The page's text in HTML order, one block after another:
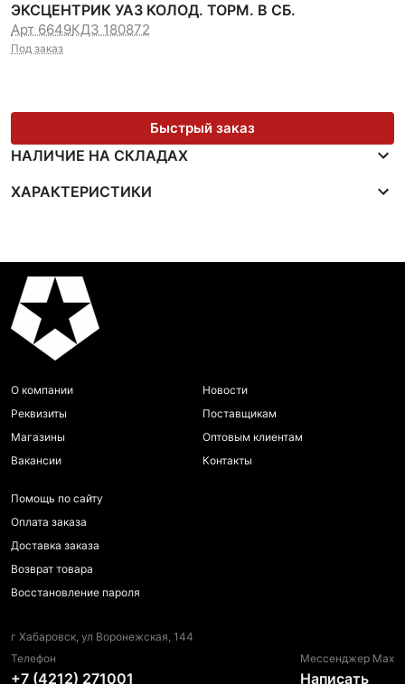
ЭКСЦЕНТРИК УАЗ КОЛОД. ТОРМ. В СБ.
Арт 6649КДЗ 180872
Под заказ
Быстрый заказ
НАЛИЧИЕ НА СКЛАДАХ
ХАРАКТЕРИСТИКИ
О компании
Реквизиты
Магазины
Вакансии
Новости
Поставщикам
Оптовым клиентам
Контакты
Помощь по сайту
Оплата заказа
Доставка заказа
Возврат товара
Восстановление пароля
г Хабаровск, ул Воронежская, 144
Телефон
+7 (4212) 271001
Мессенджер Max
Написать